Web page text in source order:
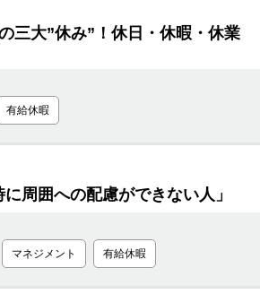
三大”休み”！休日・休暇・休業
有給休暇
周囲への配慮ができない人」
マネジメント 有給休暇